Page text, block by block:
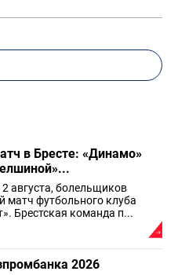
в Бресте: «Динамо»
2 августа, болельщиков
матч футбольного клуба
Брестская команда п...
2026